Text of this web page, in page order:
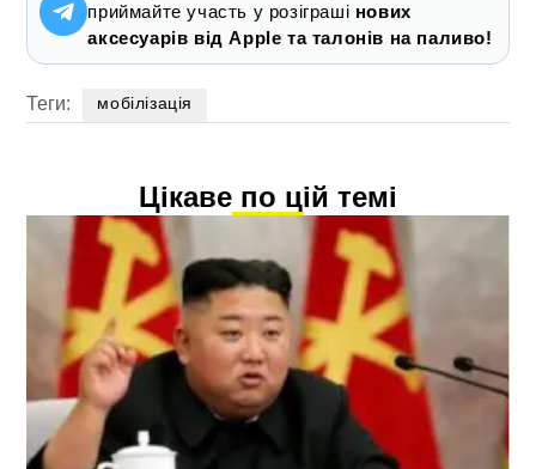
приймайте участь у розіграші нових
аксесуарів від Apple та талонів на паливо!
Теги: мобілізація
Цікаве по цій темі